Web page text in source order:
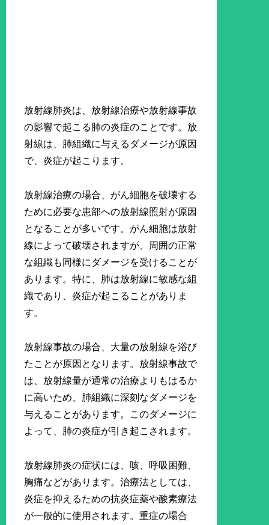
放射線肺炎は、放射線治療や放射線事故
の影響で起こる肺の炎症のことです。放
射線は、肺組織に与えるダメージが原因
で、炎症が起こります。
放射線治療の場合、がん細胞を破壊する
ために必要な患部への放射線照射が原因
となることが多いです。がん細胞は放射
線によって破壊されますが、周囲の正常
な組織も同様にダメージを受けることが
あります。特に、肺は放射線に敏感な組
織であり、炎症が起こることがありま
す。
放射線事故の場合、大量の放射線を浴び
たことが原因となります。放射線事故で
は、放射線量が通常の治療よりもはるか
に高いため、肺組織に深刻なダメージを
与えることがあります。このダメージに
よって、肺の炎症が引き起こされます。
放射線肺炎の症状には、咳、呼吸困難、
胸痛などがあります。治療法としては、
炎症を抑えるための抗炎症薬や酸素療法
が一般的に使用されます。重症の場合